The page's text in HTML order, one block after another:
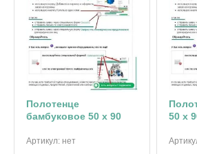
Полотенце
бамбуковое 50 х 90
Артикул: нет
50 х